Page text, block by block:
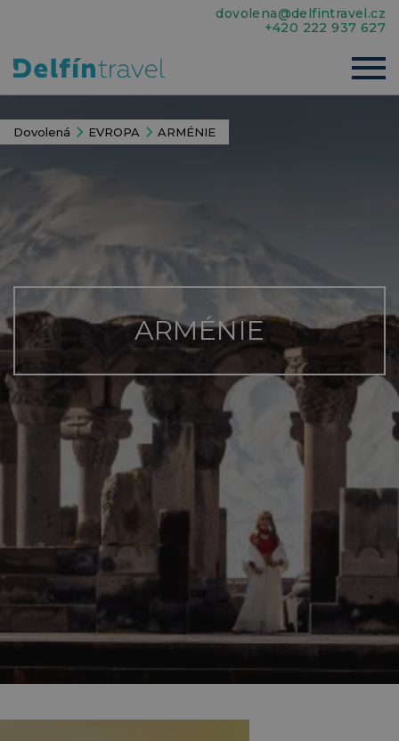
dovolena@delfintravel.cz
+420 222 937 627
Dovolená EVROPA ARMÉNIE
ARMÉNIE